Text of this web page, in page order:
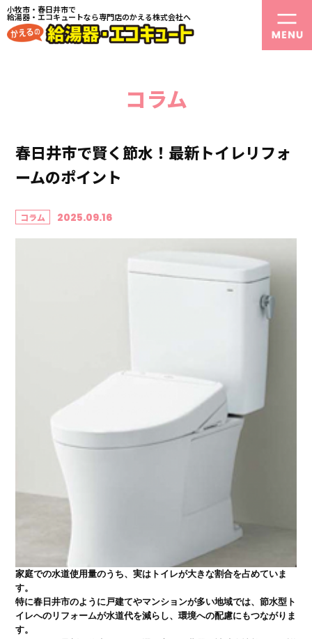
小牧市・春日井市で
給湯器・エコキュートなら専門店のかえる株式会社へ
コラム
春日井市で賢く節水！最新トイレリフォ
ームのポイント
コラム 2025.09.16
家庭での水道使用量のうち、実はトイレが大きな割合を占めていま
す。
特に春日井市のように戸建てやマンションが多い地域では、節水型ト
イレへのリフォームが水道代を減らし、環境への配慮にもつながりま
す。